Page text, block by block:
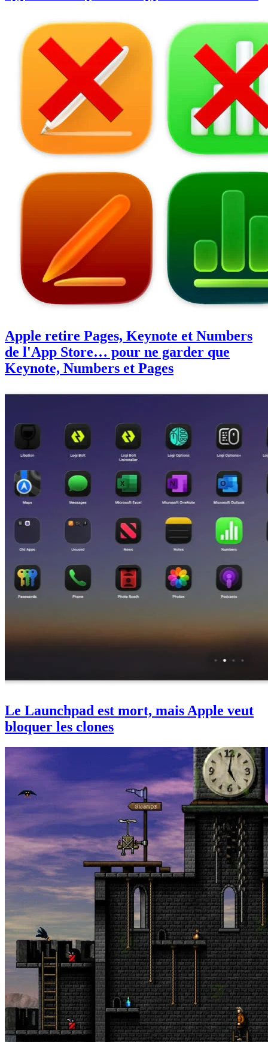
Apple retire Pages, Keynote et Numbers
de l'App Store… pour ne garder que
Keynote, Numbers et Pages
Le Launchpad est mort, mais Apple veut
bloquer les clones